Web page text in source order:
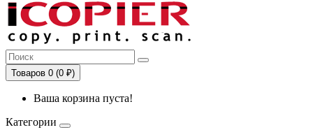
Товаров 0 (0 ₽)
Ваша корзина пуста!
Категории